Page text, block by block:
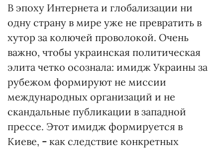
В эпоху Интернета и глобализации ни
одну страну в мире уже не превратить в
хутор за колючей проволокой. Очень
важно, чтобы украинская политическая
элита четко осознала: имидж Украины за
рубежом формируют не миссии
международных организаций и не
скандальные публикации в западной
прессе. Этот имидж формируется в
Киеве, - как следствие конкретных